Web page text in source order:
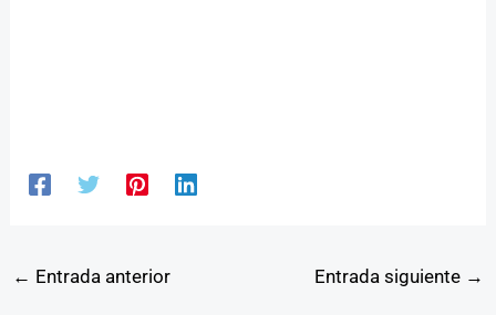
← Entrada anterior Entrada siguiente →